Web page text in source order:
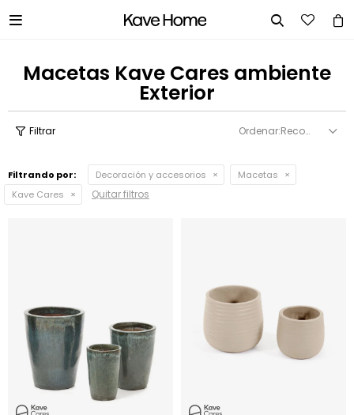
 
Macetas Kave Cares ambiente
Exterior
Recomendados
Filtrando por: Decoración y accesorios
Macetas
Kave Cares
Quitar filtros